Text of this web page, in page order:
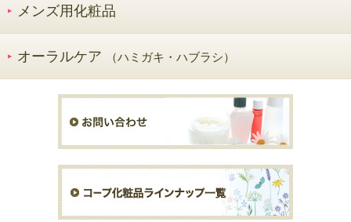
メンズ用化粧品
オーラルケア （ハミガキ・ハブラシ）